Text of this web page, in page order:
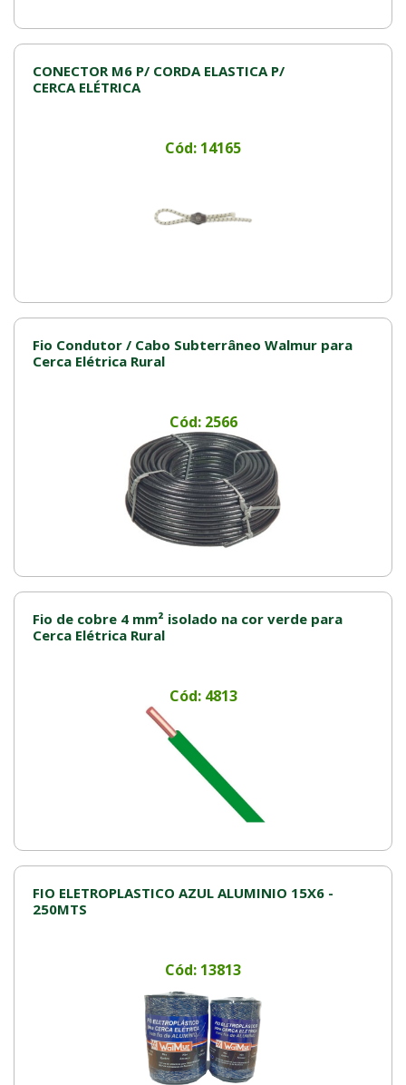
CONECTOR M6 P/ CORDA ELASTICA P/
CERCA ELÉTRICA
Cód: 14165
Fio Condutor / Cabo Subterrâneo Walmur para
Cerca Elétrica Rural
Cód: 2566
Fio de cobre 4 mm² isolado na cor verde para
Cerca Elétrica Rural
Cód: 4813
FIO ELETROPLASTICO AZUL ALUMINIO 15X6 -
250MTS
Cód: 13813